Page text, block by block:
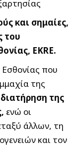
και σημαίες,
του
EKRE.
που
της
της
ενώ οι
άλλων, τη
και τον